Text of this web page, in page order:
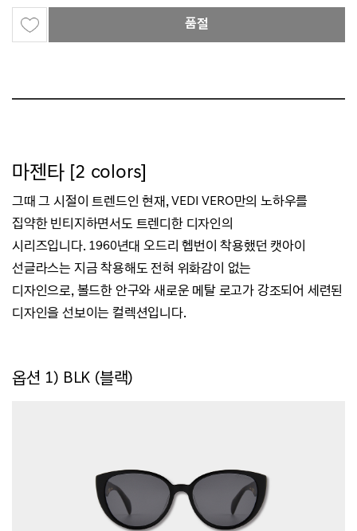
품절
마젠타 [2 colors]
그때 그 시절이 트렌드인 현재, VEDI VERO만의 노하우를
집약한 빈티지하면서도 트렌디한 디자인의
시리즈입니다. 1960년대 오드리 헵번이 착용했던 캣아이
선글라스는 지금 착용해도 전혀 위화감이 없는
디자인으로, 볼드한 안구와 새로운 메탈 로고가 강조되어 세련된
디자인을 선보이는 컬렉션입니다.
옵션 1) BLK (블랙)